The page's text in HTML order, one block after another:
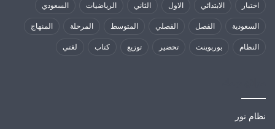
اختبار الابتدائي الاول الثاني الرياضيات السعودي
السعودية الفصل الفصلي المتوسط المرحلة المنهاج
النظام بوربوينت تحضير توزيع كتاب لغتي
نظام نور